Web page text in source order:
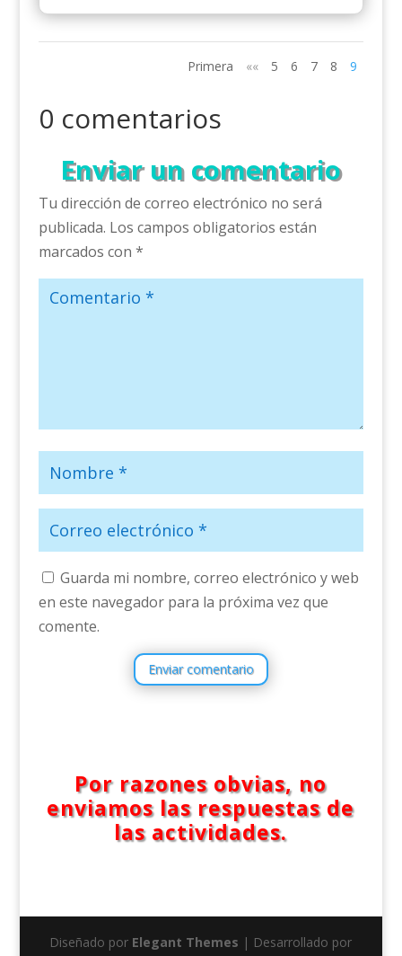
Primera «« 5 6 7 8 9
0 comentarios
Enviar un comentario
Tu dirección de correo electrónico no será
publicada. Los campos obligatorios están
marcados con *
Guarda mi nombre, correo electrónico y web
en este navegador para la próxima vez que
comente.
Enviar comentario
Por razones obvias, no
enviamos las respuestas de
las actividades.
Diseñado por Elegant Themes | Desarrollado por